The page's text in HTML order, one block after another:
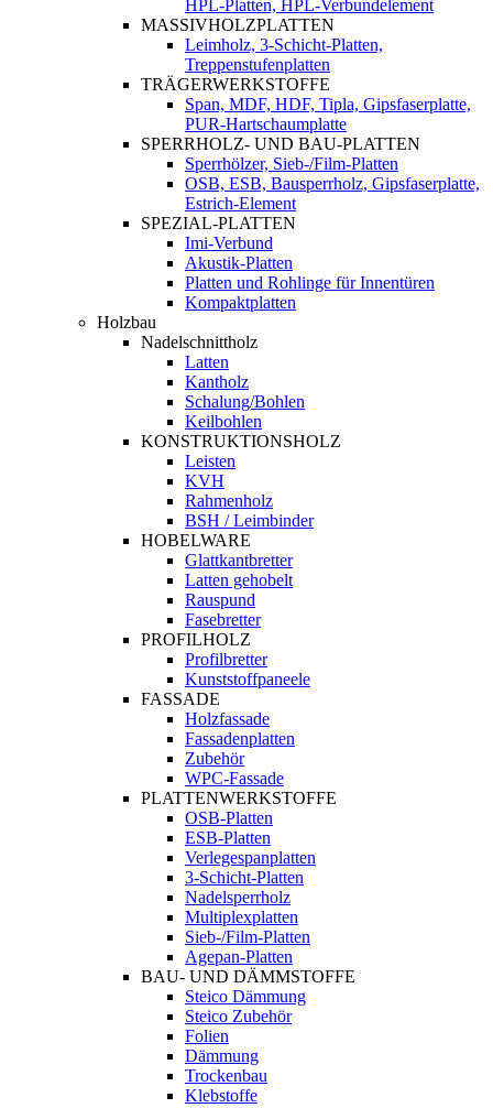
HPL-Platten, HPL-Verbundelement
MASSIVHOLZPLATTEN
Leimholz, 3-Schicht-Platten,
Treppenstufenplatten
TRÄGERWERKSTOFFE
Span, MDF, HDF, Tipla, Gipsfaserplatte,
PUR-Hartschaumplatte
SPERRHOLZ- UND BAU-PLATTEN
Sperrhölzer, Sieb-/Film-Platten
OSB, ESB, Bausperrholz, Gipsfaserplatte,
Estrich-Element
SPEZIAL-PLATTEN
Imi-Verbund
Akustik-Platten
Platten und Rohlinge für Innentüren
Kompaktplatten
Holzbau
Nadelschnittholz
Latten
Kantholz
Schalung/Bohlen
Keilbohlen
KONSTRUKTIONSHOLZ
Leisten
KVH
Rahmenholz
BSH / Leimbinder
HOBELWARE
Glattkantbretter
Latten gehobelt
Rauspund
Fasebretter
PROFILHOLZ
Profilbretter
Kunststoffpaneele
FASSADE
Holzfassade
Fassadenplatten
Zubehör
WPC-Fassade
PLATTENWERKSTOFFE
OSB-Platten
ESB-Platten
Verlegespanplatten
3-Schicht-Platten
Nadelsperrholz
Multiplexplatten
Sieb-/Film-Platten
Agepan-Platten
BAU- UND DÄMMSTOFFE
Steico Dämmung
Steico Zubehör
Folien
Dämmung
Trockenbau
Klebstoffe